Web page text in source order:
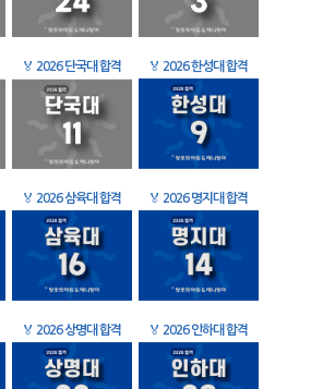
🏅 2026 단국대 합격 🏅 2026 한성대 합격
🏅 2026 삼육대 합격 🏅 2026 명지대 합격
🏅 2026 상명대 합격 🏅 2026 인하대 합격